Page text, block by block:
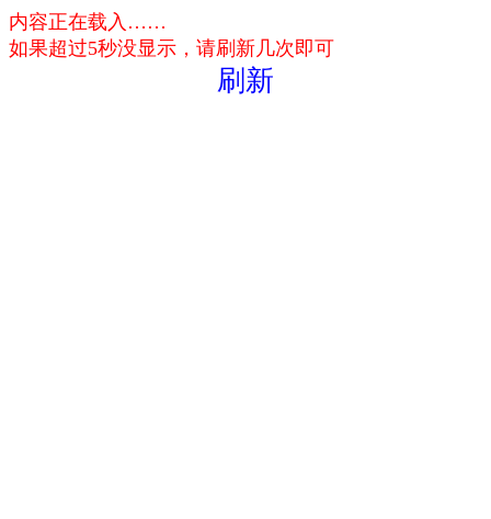
内容正在载入……
如果超过5秒没显示，请刷新几次即可
刷新